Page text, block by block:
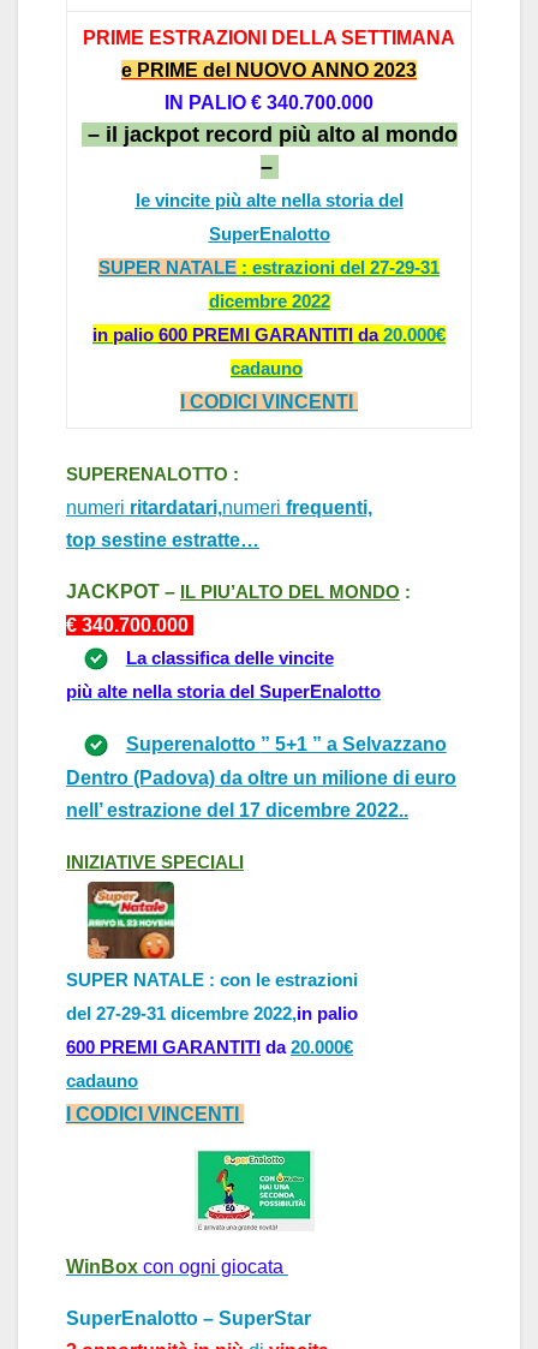
PRIME ESTRAZIONI DELLA SETTIMANA
e PRIME del NUOVO ANNO 2023
IN PALIO € 340.700.000
– il jackpot record più alto al mondo
–
le vincite più alte nella storia del
SuperEnalotto
SUPER NATALE : estrazioni del 27-29-31
dicembre 2022
in palio 600 PREMI GARANTITI da 20.000€
cadauno
I CODICI VINCENTI
SUPERENALOTTO :
numeri ritardatari,numeri frequenti,
top sestine estratte…
JACKPOT – IL PIU’A LTO DEL MONDO :
€ 340.700.000
La classifica delle vincite
più alte nella storia del SuperEnalotto
Superenalotto ” 5+1 ” a Selvazzano
Dentro (Padova) da oltre un milione di euro
nell’ estrazione del 17 dicembre 2022..
INIZI ATIVE SPECI ALI
SUPER NATALE : con le estrazioni
del 27-29-31 dicembre 2022,in palio
600 PREMI GARANTITI da 20.000€
cadauno
I CODICI VINCENTI
WinBox con ogni giocata
SuperEnalotto – SuperStar